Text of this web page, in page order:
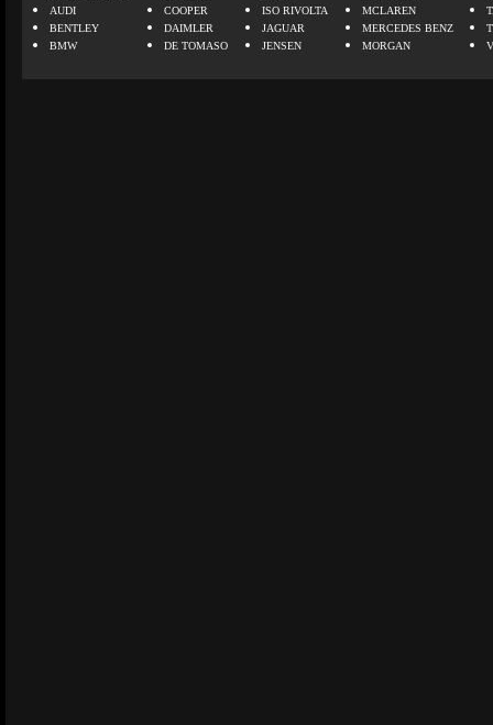
AUDI
BENTLEY
BMW
COOPER
DAIMLER
DE TOMASO
ISO RIVOLTA
JAGUAR
JENSEN
MCLAREN
MERCEDES BENZ
MORGAN